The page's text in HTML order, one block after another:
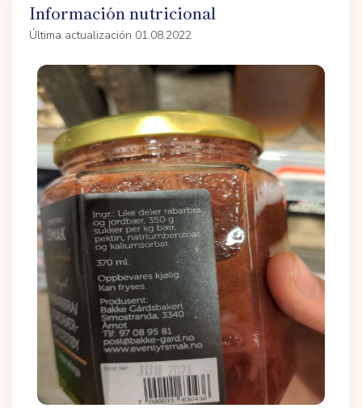
Información nutricional
Última actualización 01.08.2022